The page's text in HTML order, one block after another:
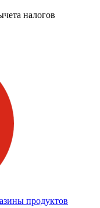
налогов
продуктов